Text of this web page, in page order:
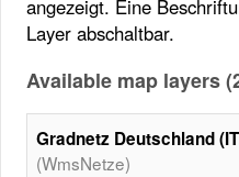
angezeigt. Eine
Layer abschaltbar.
Available map layers
Gradnetz Deutschland
(WmsNetze)